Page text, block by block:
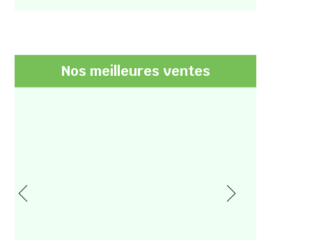
Nos meilleures ventes